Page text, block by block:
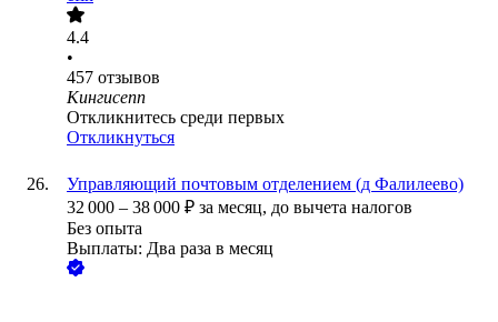
4.4
•
457 отзывов
Кингисепп
Откликнитесь среди первых
Откликнуться
Управляющий почтовым отделением (д Фалилеево)
32 000 – 38 000 ₽ за месяц, до вычета налогов
Без опыта
Выплаты: Два раза в месяц